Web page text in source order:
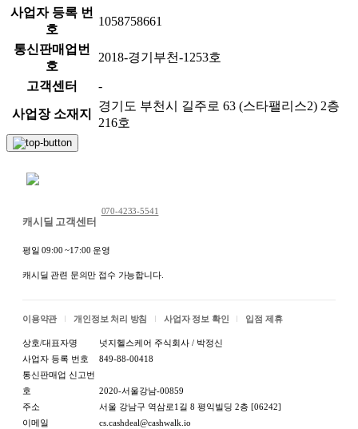
사업자 등록 번
호
1058758661
통신판매업번
호
2018-경기부천-1253호
고객센터 -
사업장 소재지
경기도 부천시 길주로 63 (스타팰리스2) 2층
216호
캐시딜 고객센터
070-4233-5541
평일 09:00 ~17:00 운영
캐시딜 관련 문의만 접수 가능합니다.
이용약관 개인정보 처리 방침 사업자 정보 확인 입점 제휴
상호/대표자명
넛지헬스케어 주식회사 / 박정신
사업자 등록 번호
849-88-00418
통신판매업 신고번
호
2020-서울강남-00859
주소
서울 강남구 역삼로1길 8 평익빌딩 2층 [06242]
이메일
cs.cashdeal@cashwalk.io